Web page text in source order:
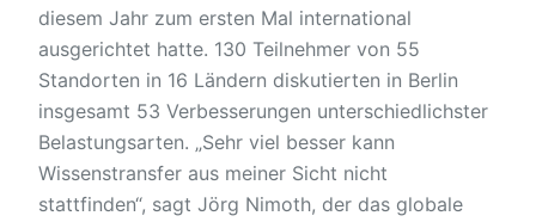
diesem Jahr zum ersten Mal international
ausgerichtet hatte. 130 Teilnehmer von 55
Standorten in 16 Ländern diskutierten in Berlin
insgesamt 53 Verbesserungen unterschiedlichster
Belastungsarten. „Sehr viel besser kann
Wissenstransfer aus meiner Sicht nicht
stattfinden“, sagt Jörg Nimoth, der das globale